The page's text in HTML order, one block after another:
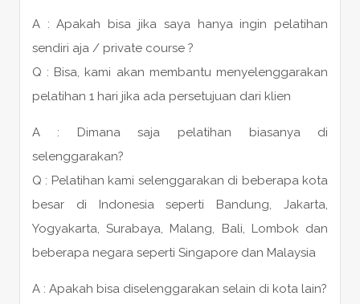
A : Apakah bisa jika saya hanya ingin pelatihan
sendiri aja / private course ?
Q : Bisa, kami akan membantu menyelenggarakan
pelatihan 1 hari jika ada persetujuan dari klien
A : Dimana saja pelatihan biasanya di
selenggarakan?
Q : Pelatihan kami selenggarakan di beberapa kota
besar di Indonesia seperti Bandung, Jakarta,
Yogyakarta, Surabaya, Malang, Bali, Lombok dan
beberapa negara seperti Singapore dan Malaysia
A : Apakah bisa diselenggarakan selain di kota lain?